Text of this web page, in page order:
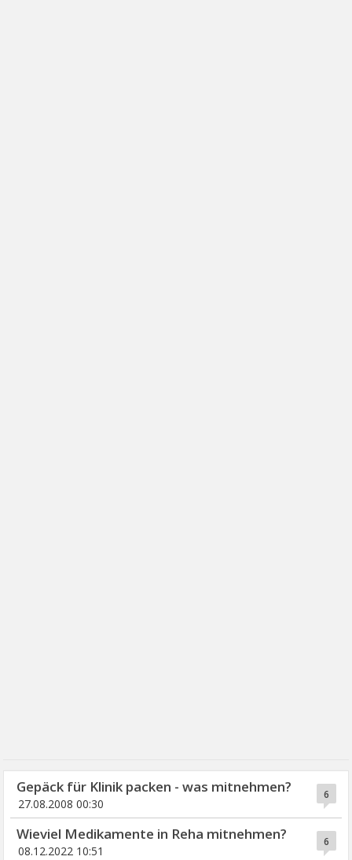
6
Gepäck für Klinik packen - was mitnehmen?
27.08.2008 00:30
6
Wieviel Medikamente in Reha mitnehmen?
08.12.2022 10:51